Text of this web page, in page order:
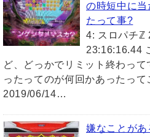
の時短中に当
たって事?
4: スロパチℤ
23:16:16.44
ど、どっかでリミット終わっ
ったってのが何回かあったっ
2019/06/14…
嫌なことがあ